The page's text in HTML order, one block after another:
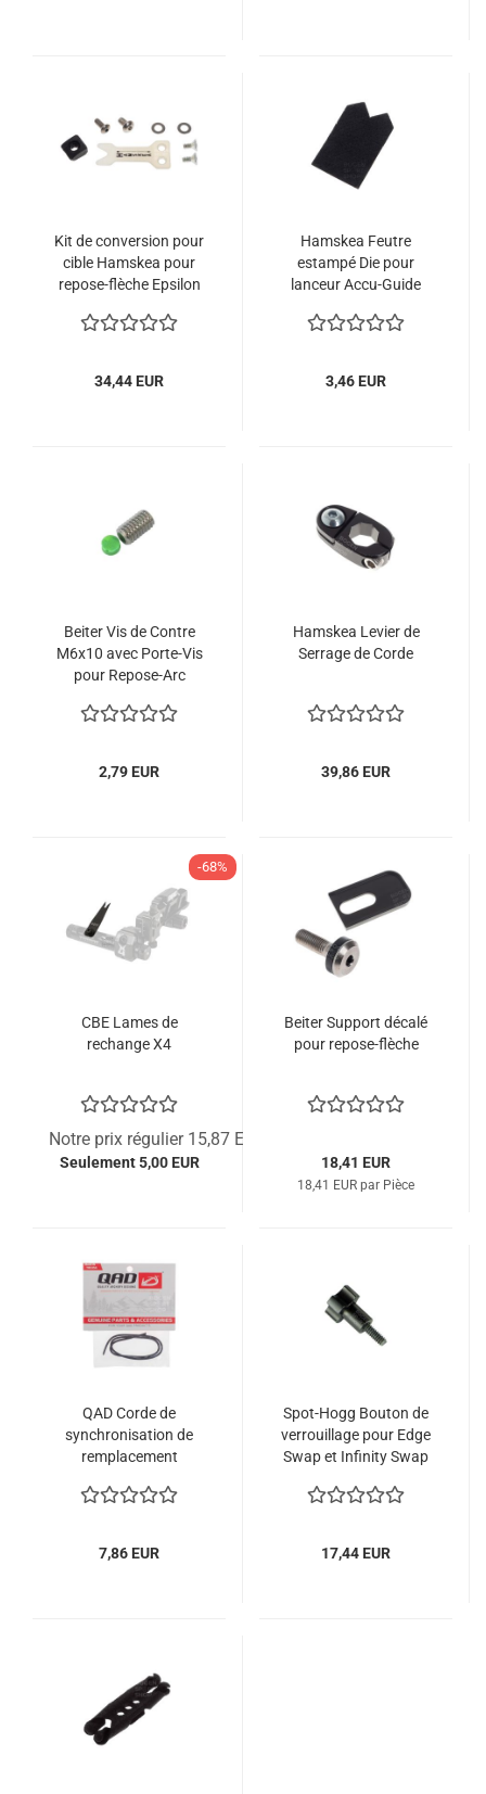
Kit de conversion pour
cible Hamskea pour
repose-flèche Epsilon
34,44 EUR
Hamskea Feutre
estampé Die pour
lanceur Accu-Guide
3,46 EUR
Beiter Vis de Contre
M6x10 avec Porte-Vis
pour Repose-Arc
2,79 EUR
Hamskea Levier de
Serrage de Corde
39,86 EUR
-68%
CBE Lames de
rechange X4
Notre prix régulier 15,87 EUR
Seulement 5,00 EUR
Beiter Support décalé
pour repose-flèche
18,41 EUR
18,41 EUR par Pièce
QAD Corde de
synchronisation de
remplacement
7,86 EUR
Spot-Hogg Bouton de
verrouillage pour Edge
Swap et Infinity Swap
17,44 EUR